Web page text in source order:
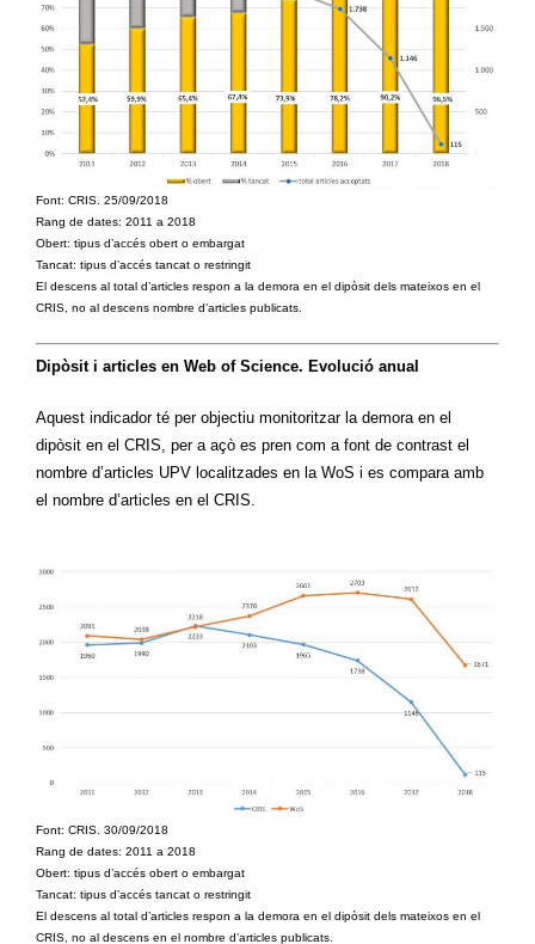
Font: CRIS. 25/09/2018
Rang de dates: 2011 a 2018
Obert: tipus d’accés obert o embargat
Tancat: tipus d’accés tancat o restringit
El descens al total d’articles respon a la demora en el dipòsit dels mateixos en el
CRIS, no al descens nombre d’articles publicats.
Dipòsit i articles en Web of Science. Evolució anual
Aquest indicador té per objectiu monitoritzar la demora en el
dipòsit en el CRIS, per a açò es pren com a font de contrast el
nombre d’articles UPV localitzades en la WoS i es compara amb
el nombre d’articles en el CRIS.
Font: CRIS. 30/09/2018
Rang de dates: 2011 a 2018
Obert: tipus d’accés obert o embargat
Tancat: tipus d’accés tancat o restringit
El descens al total d’articles respon a la demora en el dipòsit dels mateixos en el
CRIS, no al descens en el nombre d’articles publicats.